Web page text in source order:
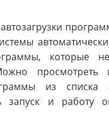
которые
просмотреть
из списка
запуск и работу